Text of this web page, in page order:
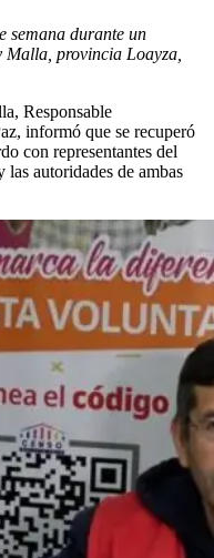
semana durante un
Malla, provincia Loayza,
Responsable
informó que se recuperó
con representantes del
autoridades de ambas